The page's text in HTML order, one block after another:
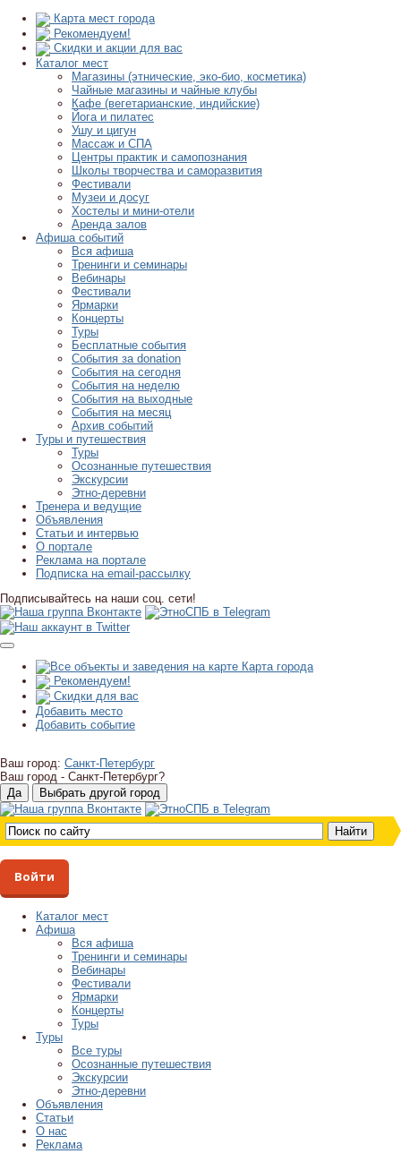
Карта мест города
Рекомендуем!
Скидки и акции для вас
Каталог мест
Магазины (этнические, эко-био, косметика)
Чайные магазины и чайные клубы
Кафе (вегетарианские, индийские)
Йога и пилатес
Ушу и цигун
Массаж и СПА
Центры практик и самопознания
Школы творчества и саморазвития
Фестивали
Музеи и досуг
Хостелы и мини-отели
Аренда залов
Афиша событий
Вся афиша
Тренинги и семинары
Вебинары
Фестивали
Ярмарки
Концерты
Туры
Бесплатные события
События за donation
События на сегодня
События на неделю
События на выходные
События на месяц
Архив событий
Туры и путешествия
Туры
Осознанные путешествия
Экскурсии
Этно-деревни
Тренера и ведущие
Объявления
Статьи и интервью
О портале
Реклама на портале
Подписка на email-рассылку
Подписывайтесь на наши соц. сети!
Карта города
Рекомендуем!
Скидки для вас
Добавить место
Добавить событие
Ваш город: Санкт-Петербург
Ваш город - Санкт-Петербург?
Войти
Каталог мест
Афиша
Вся афиша
Тренинги и семинары
Вебинары
Фестивали
Ярмарки
Концерты
Туры
Туры
Все туры
Осознанные путешествия
Экскурсии
Этно-деревни
Объявления
Статьи
О нас
Реклама